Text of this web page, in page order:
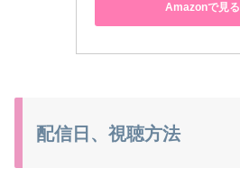
Amazonで見る
配信日、視聴方法